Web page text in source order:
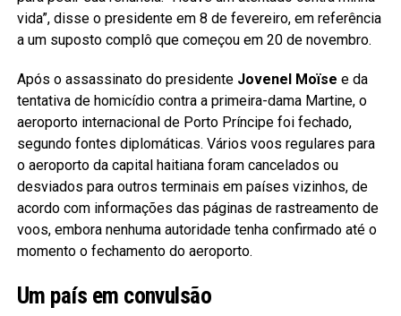
vida”, disse o presidente em 8 de fevereiro, em referência
a um suposto complô que começou em 20 de novembro.
Após o assassinato do presidenteJovenel Moïse e da
tentativa de homicídio contra a primeira-dama Martine, o
aeroporto internacional de Porto Príncipe foi fechado,
segundo fontes diplomáticas. Vários voos regulares para
o aeroporto da capital haitiana foram cancelados ou
desviados para outros terminais em países vizinhos, de
acordo com informações das páginas de rastreamento de
voos, embora nenhuma autoridade tenha confirmado até o
momento o fechamento do aeroporto.
Um país em convulsão